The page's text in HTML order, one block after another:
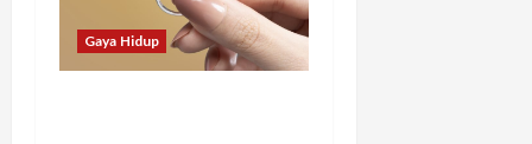
Gaya Hidup